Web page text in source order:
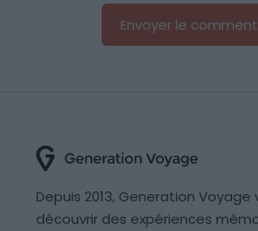
Depuis 2013, Generation Voyage
découvrir des expériences